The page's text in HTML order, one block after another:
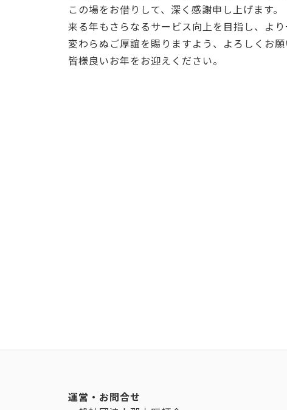
この場をお借りして、深く感謝申し上げます。
来る年もさらなるサービス向上を目指し、より
変わらぬご厚誼を賜りますよう、よろしくお願
皆様良いお年をお迎えください。
運営・お問合せ